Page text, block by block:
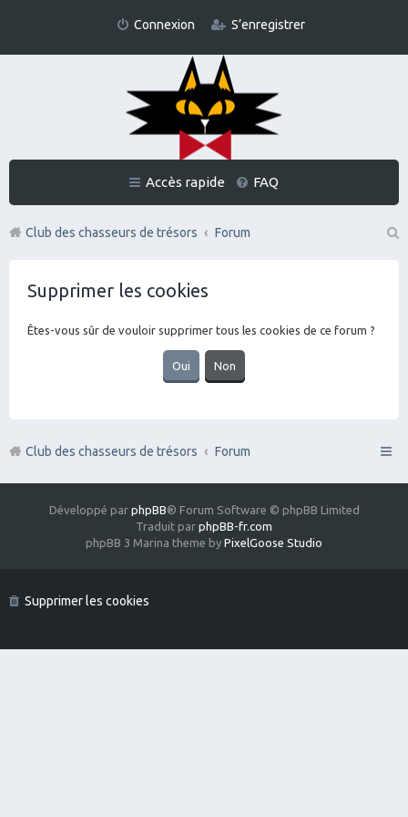
Connexion S’enregistrer
Accès rapide FAQ
Club des chasseurs de trésors
Forum
Supprimer les cookies
Êtes-vous sûr de vouloir supprimer tous les cookies de ce forum ?
Club des chasseurs de trésors Forum
Développé par phpBB® Forum Software © phpBB Limited
Traduit par phpBB-fr.com
phpBB 3 Marina theme by PixelGoose Studio
Supprimer les cookies